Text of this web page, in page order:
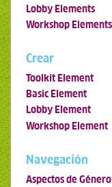
Lobby Elements
Workshop Elements
Crear
Toolkit Element
Basic Element
Lobby Element
Workshop Element
Navegación
Aspectos de Género